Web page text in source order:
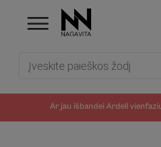
Ar jau išbandei Ardell